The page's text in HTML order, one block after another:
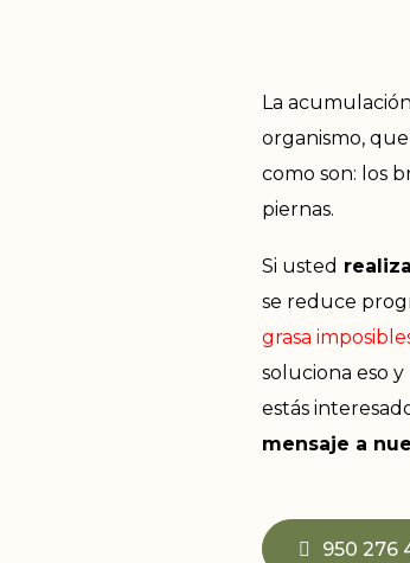
La
organismo,
como son: los
piernas.
Si usted
se reduce
grasa
soluciona eso
estás
mensaje a
950 276